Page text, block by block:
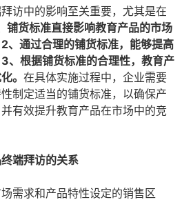
访中的影响至关重要，尤其是在
铺货标准直接影响教育产品的市场
、通过合理的铺货标准，能够提高
、根据铺货标准的合理性，教育产
。 在具体实施过程中，企业需要
制定适当的铺货标准，以确保产
有效提升教育产品在市场中的竞
端拜访的关系
需求和产品特性设定的销售区